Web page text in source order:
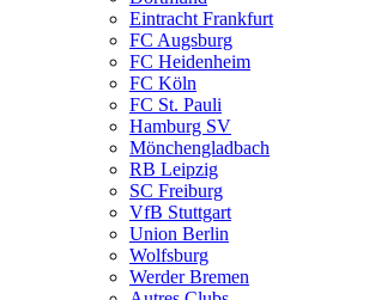
Eintracht Frankfurt
FC Augsburg
FC Heidenheim
FC Köln
FC St. Pauli
Hamburg SV
Mönchengladbach
RB Leipzig
SC Freiburg
VfB Stuttgart
Union Berlin
Wolfsburg
Werder Bremen